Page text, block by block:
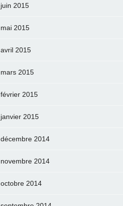
juin 2015
mai 2015
avril 2015
mars 2015
février 2015
janvier 2015
décembre 2014
novembre 2014
octobre 2014